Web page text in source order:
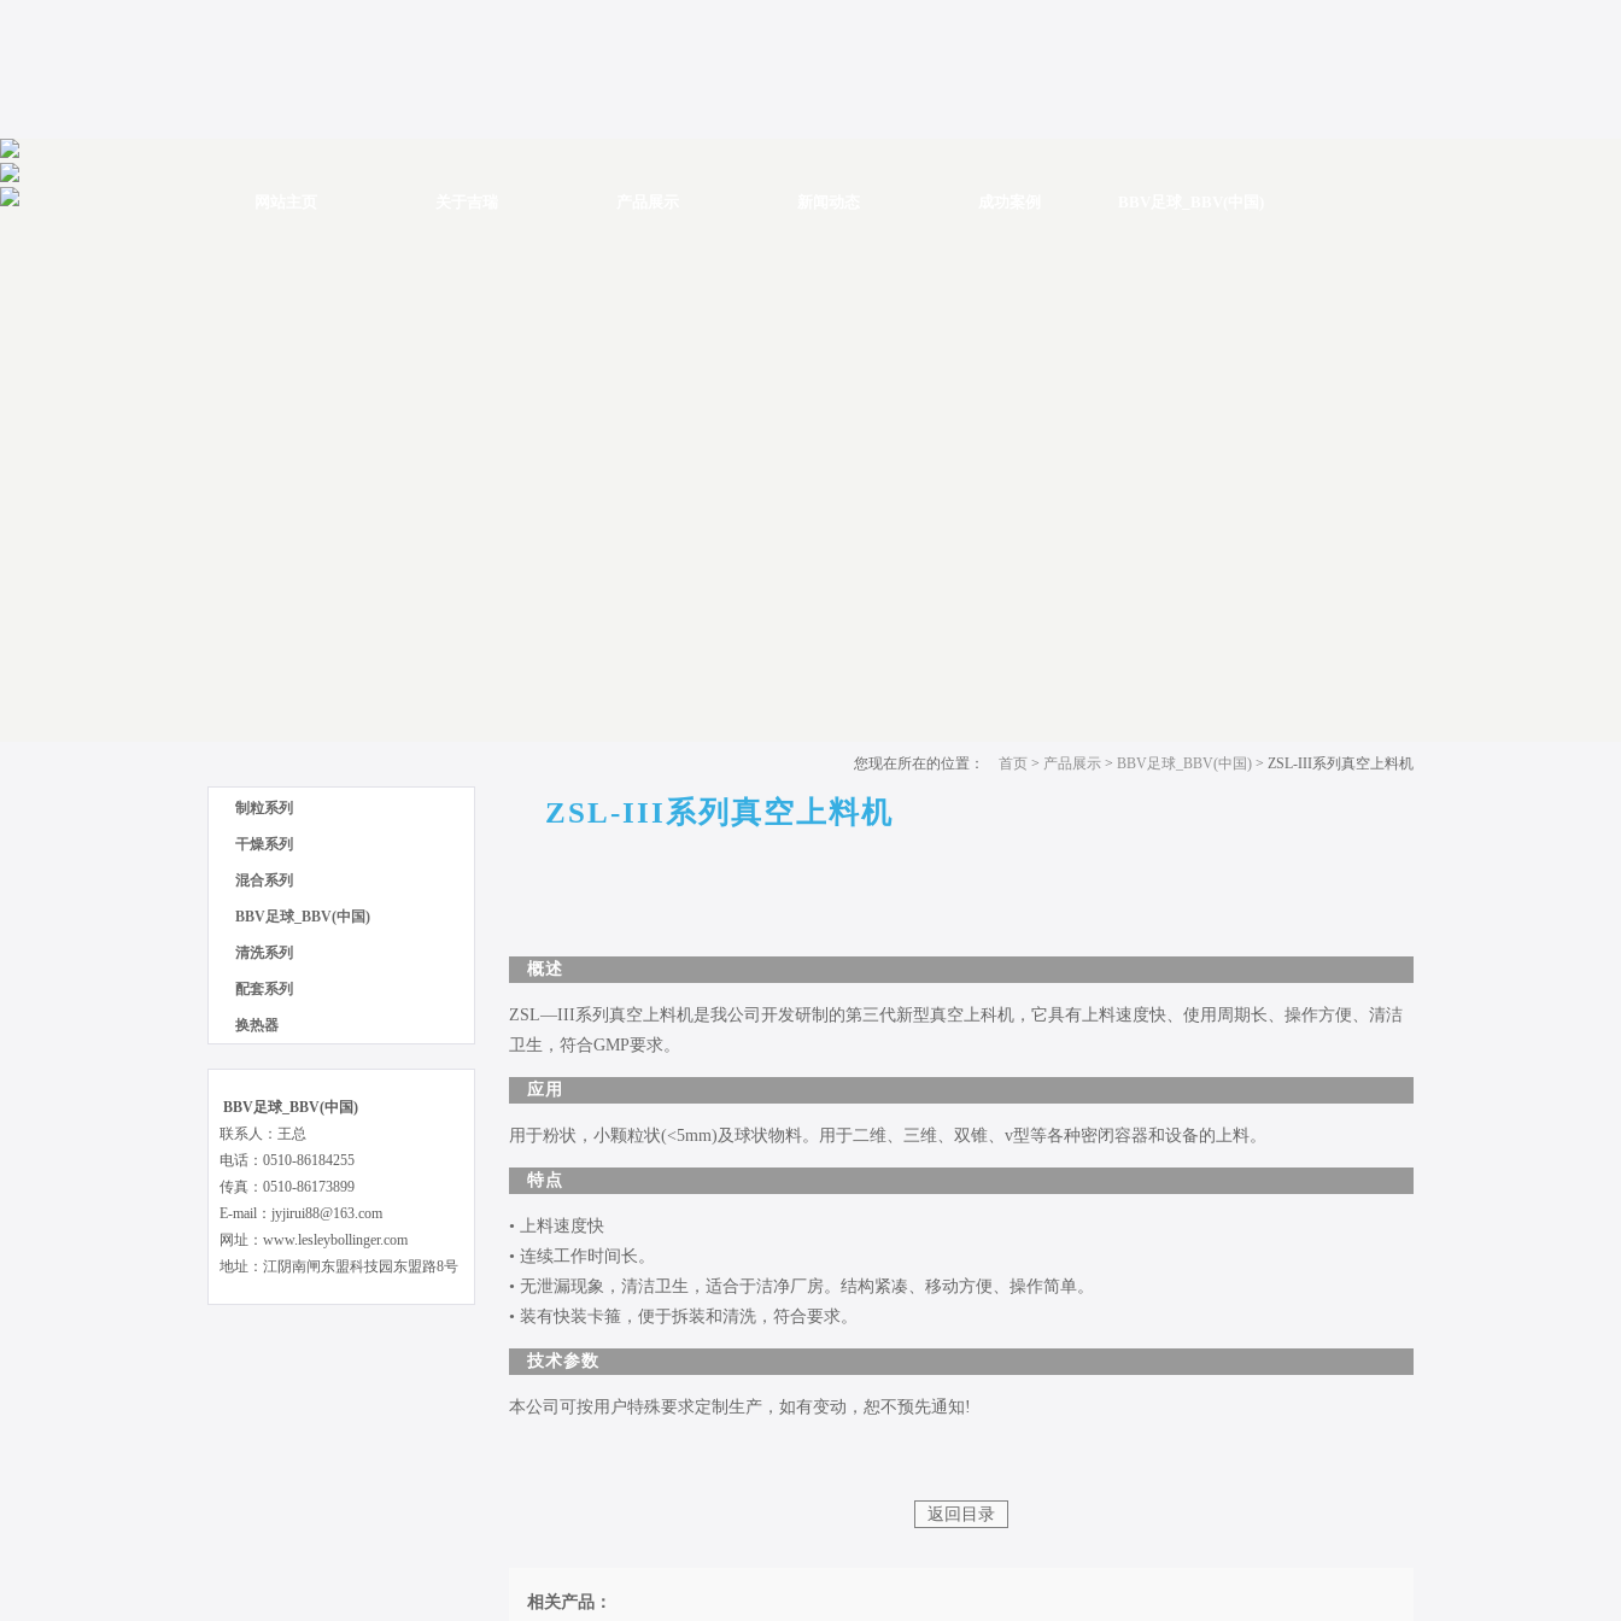
您现在所在的位置： 首页 > 产品展示 > BBV足球_BBV(中国) > ZSL-III系列真空上料机
制粒系列
干燥系列
混合系列
BBV足球_BBV(中国)
清洗系列
配套系列
换热器
BBV足球_BBV(中国)
联系人：王总
电话：0510-86184255
传真：0510-86173899
E-mail：jyjirui88@163.com
网址：www.lesleybollinger.com
地址：江阴南闸东盟科技园东盟路8号
ZSL-III系列真空上料机
概述
ZSL—III系列真空上料机是我公司开发研制的第三代新型真空上科机，它具有上料速度快、使用周期长、操作方便、清洁
卫生，符合GMP要求。
应用
用于粉状，小颗粒状(<5mm)及球状物料。用于二维、三维、双锥、v型等各种密闭容器和设备的上料。
特点
• 上料速度快
• 连续工作时间长。
• 无泄漏现象，清洁卫生，适合于洁净厂房。结构紧凑、移动方便、操作简单。
• 装有快装卡箍，便于拆装和清洗，符合要求。
技术参数
本公司可按用户特殊要求定制生产，如有变动，恕不预先通知!
返回目录
相关产品：